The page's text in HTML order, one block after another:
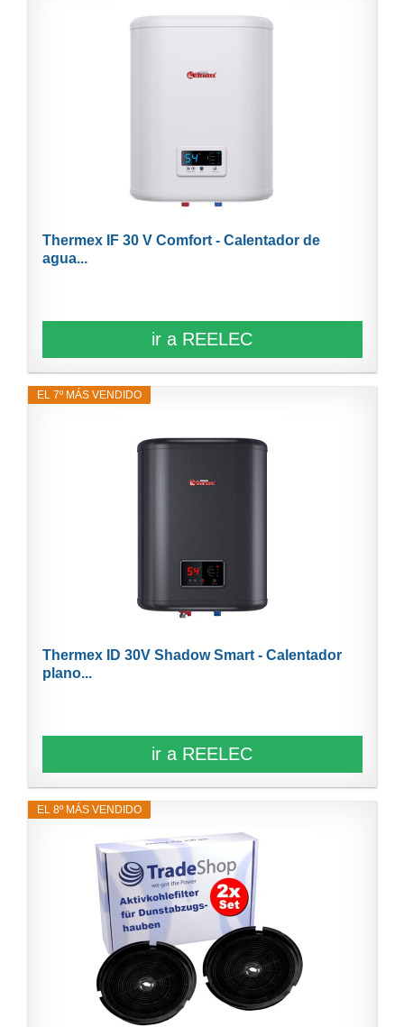
Thermex IF 30 V Comfort - Calentador de
agua...
ir a REELEC
EL 7º MÁS VENDIDO
Thermex ID 30V Shadow Smart - Calentador
plano...
ir a REELEC
EL 8º MÁS VENDIDO